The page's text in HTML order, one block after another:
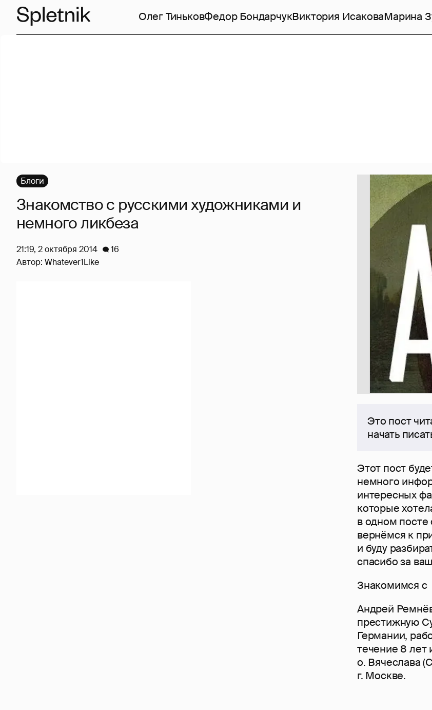
Олег ТиньковФедор БондарчукВиктория ИсаковаМарина
Это пост
начать
Этот пост
немного
интересных
которые
в одном посте
вернёмся к
и буду
спасибо за
Знакомимся с
Андрей
престижную
Германии,
течение 8 лет
о. Вячеслава
г. Москве.
Блоги
Знакомство с русскими художниками и
немного ликбеза
21:19, 2 октября 2014
16
Автор: Whatever1Like